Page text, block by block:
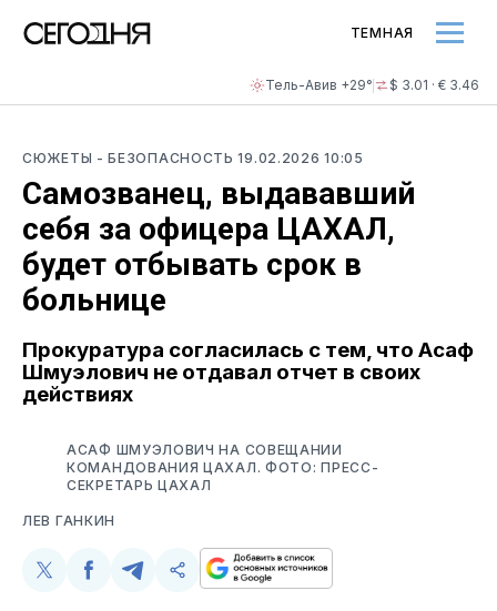
Тель-Авив +29° $ 3.01 · € 3.46
ТЕМНАЯ
СЮЖЕТЫ - БЕЗОПАСНОСТЬ19.02.2026 10:05
Самозванец, выдававший
себя за офицера ЦАХАЛ,
будет отбывать срок в
больнице
Прокуратура согласилась с тем, что Асаф
Шмуэлович не отдавал отчет в своих
действиях
АСАФ ШМУЭЛОВИЧ НА СОВЕЩАНИИ
КОМАНДОВАНИЯ ЦАХАЛ. ФОТО: ПРЕСС-
СЕКРЕТАРЬ ЦАХАЛ
ЛЕВ ГАНКИН
Поделиться
Поделиться
Поделиться
Скопируйте